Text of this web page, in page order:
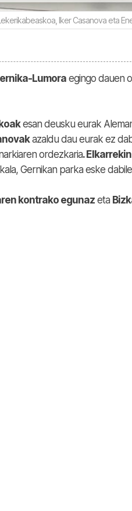
Iker Casanova eta
Lumora egingo dauen
esan deusku eurak
azaldu dau eurak ez
ordezkaria.
Gernikan parka eske
kontrako egunaz eta